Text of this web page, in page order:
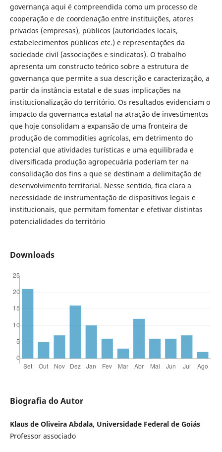
governança aqui é compreendida como um processo de
cooperação e de coordenação entre instituições, atores
privados (empresas), públicos (autoridades locais,
estabelecimentos públicos etc.) e representações da
sociedade civil (associações e sindicatos). O trabalho
apresenta um constructo teórico sobre a estrutura de
governança que permite a sua descrição e caracterização, a
partir da instância estatal e de suas implicações na
institucionalização do território. Os resultados evidenciam o
impacto da governança estatal na atração de investimentos
que hoje consolidam a expansão de uma fronteira de
produção de commodities agrícolas, em detrimento do
potencial que atividades turísticas e uma equilibrada e
diversificada produção agropecuária poderiam ter na
consolidação dos fins a que se destinam a delimitação de
desenvolvimento territorial. Nesse sentido, fica clara a
necessidade de instrumentação de dispositivos legais e
institucionais, que permitam fomentar e efetivar distintas
potencialidades do território
Downloads
Biografia do Autor
Klaus de Oliveira Abdala, Universidade Federal de Goiás
Professor associado